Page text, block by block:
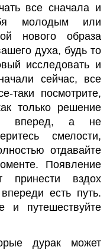
все сначала и
молодым или
нового образа
духа, будь то
исследовать и
сейчас, все
таки посмотрите,
только решение
вперед, а не
смелости,
отдавайте
Появление
принести вздох
есть путь.
и путешествуйте
дурак может